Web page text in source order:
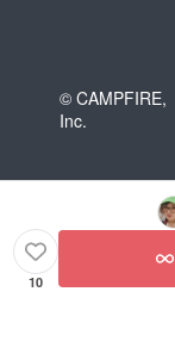
© CAMPFIRE,
Inc.
10